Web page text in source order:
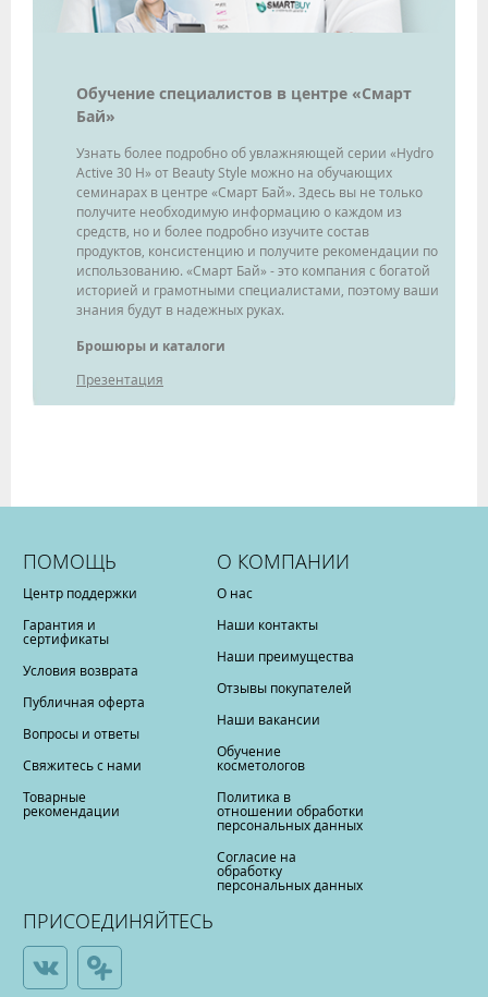
Обучение специалистов в центре «Смарт
Бай»
Узнать более подробно об увлажняющей серии «Hydro
Active 30 H» от Beauty Style можно на обучающих
семинарах в центре «Смарт Бай». Здесь вы не только
получите необходимую информацию о каждом из
средств, но и более подробно изучите состав
продуктов, консистенцию и получите рекомендации по
использованию. «Смарт Бай» - это компания с богатой
историей и грамотными специалистами, поэтому ваши
знания будут в надежных руках.
Брошюры и каталоги
Презентация
ПОМОЩЬ
Центр поддержки
Гарантия и
сертификаты
Условия возврата
Публичная оферта
Вопросы и ответы
Свяжитесь с нами
Товарные
рекомендации
О КОМПАНИИ
О нас
Наши контакты
Наши преимущества
Отзывы покупателей
Наши вакансии
Обучение
косметологов
Политика в
отношении обработки
персональных данных
Согласие на
обработку
персональных данных
ПРИСОЕДИНЯЙТЕСЬ